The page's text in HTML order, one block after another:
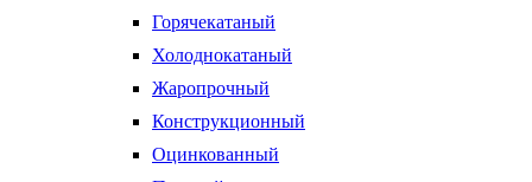
Горячекатаный
Холоднокатаный
Жаропрочный
Конструкционный
Оцинкованный